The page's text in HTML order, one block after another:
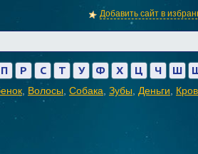
Добавить сайт в
П Р С Т У Ф Х Ц Ч Ш
Волосы Собака Зубы Деньги